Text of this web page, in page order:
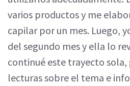
varios productos y me
capilar por un mes. Luego,
del segundo mes y ella lo
continué este trayecto sola,
lecturas sobre el tema e